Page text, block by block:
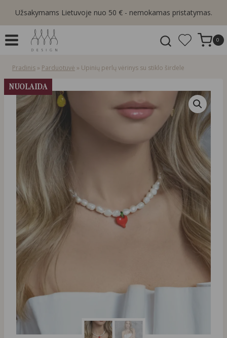
content
Užsakymams Lietuvoje nuo 50 € - nemokamas pristatymas.
0
Pradinis » Parduotuvė » Upinių perlų vėrinys su stiklo širdele
NUOLAIDA